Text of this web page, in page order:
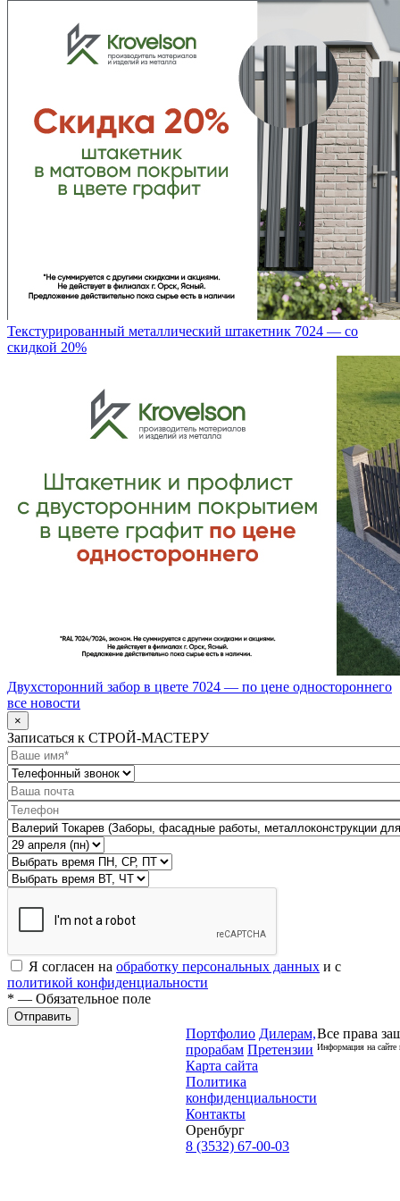
Текстурированный металлический штакетник 7024 — со
скидкой 20%
Двухсторонний забор в цвете 7024 — по цене одностороннего
все новости
×
Записаться к СТРОЙ-МАСТЕРУ
Я согласен на обработку персональных данных и с
политикой конфиденциальности
* — Обязательное поле
Отправить
Портфолио Дилерам,
прорабам Претензии
Карта сайта
Политика
конфиденциальности
Контакты
Оренбург
8 (3532) 67-00-03
Все права
Информация на сайте